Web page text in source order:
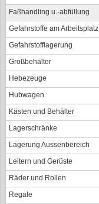
Faßhandling u.-abfüllung
Gefahrstoffe am Arbeitsplatz
Gefahrstofflagerung
Großbehälter
Hebezeuge
Hubwagen
Kästen und Behälter
Lagerschränke
Lagerung Aussenbereich
Leitern und Gerüste
Räder und Rollen
Regale